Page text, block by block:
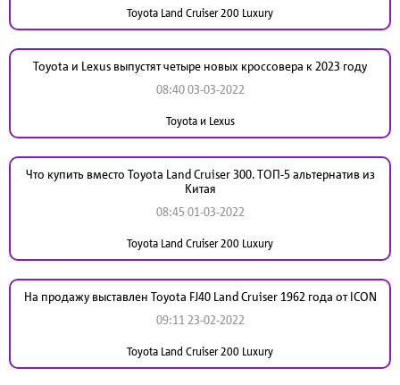
Toyota Land Cruiser 200 Luxury
Toyota и Lexus выпустят четыре новых кроссовера к 2023 году
08:40 03-03-2022
Toyota и Lexus
Что купить вместо Toyota Land Cruiser 300. ТОП-5 альтернатив из
Китая
08:45 01-03-2022
Toyota Land Cruiser 200 Luxury
На продажу выставлен Toyota FJ40 Land Cruiser 1962 года от ICON
09:11 23-02-2022
Toyota Land Cruiser 200 Luxury